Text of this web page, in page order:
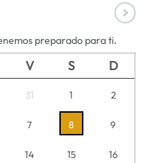
preparado para ti.
V S D
31 1 2
7 8 9
14 15 16